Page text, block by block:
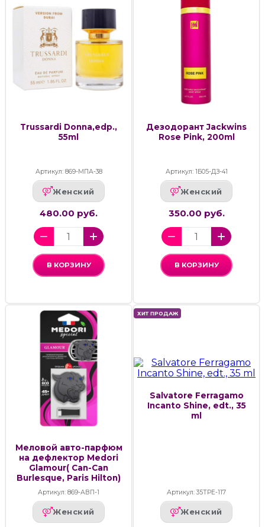
Trussardi Donna,edp.,
55ml
Артикул: 869-МПА-38
Женский
480.00 руб.
В КОРЗИНУ
Дезодорант Jackwins
Rose Pink, 200ml
Артикул: 1Б05-ДЗ-41
Женский
350.00 руб.
В КОРЗИНУ
Меловой авто-парфюм
на дефлектор Medori
Glamour( Can-Can
Burlesque, Paris Hilton)
Артикул: 869-АВП-1
Женский
ХИТ ПРОДАЖ
Salvatore Ferragamo
Incanto Shine, edt., 35
ml
Артикул: 35ТРЕ-117
Женский